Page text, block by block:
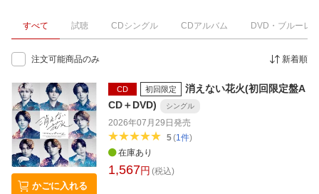
すべて 試聴 CDシングル CDアルバム DVD・ブルーレ
注文可能商品のみ 新着順
かごに入れる
CD 初回限定
消えない花火(初回限定盤A
CD＋DVD)
シングル
2026年07月29日発売
5(1 件)
在庫あり
1,567円 (税込)